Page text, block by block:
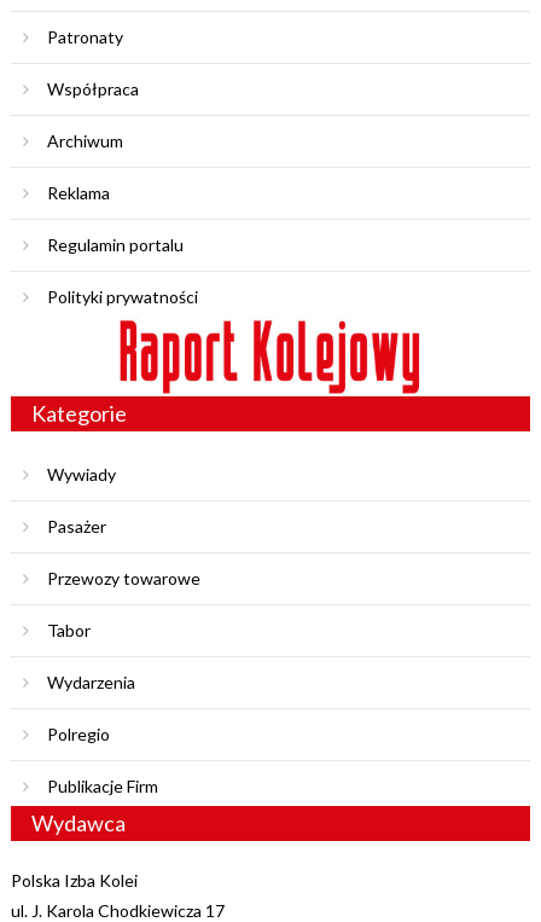
Patronaty
Współpraca
Archiwum
Reklama
Regulamin portalu
Polityki prywatności
Kategorie
Wywiady
Pasażer
Przewozy towarowe
Tabor
Wydarzenia
Polregio
Publikacje Firm
Wydawca
Polska Izba Kolei
ul. J. Karola Chodkiewicza 17